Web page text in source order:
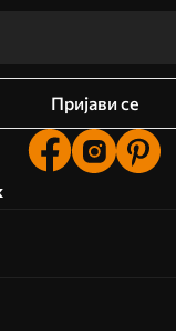
Пријави се